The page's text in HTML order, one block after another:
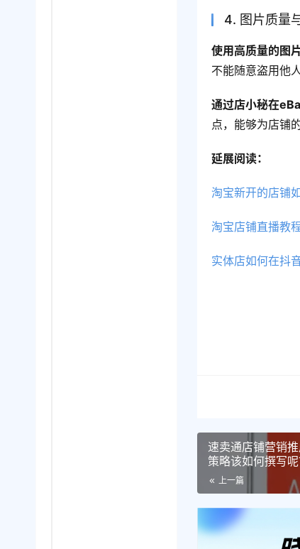
4. 图片质量
使用高质量的图
不能随意盗用他
通过店小秘在
点，能够为店铺
延展阅读：
淘宝新开的店铺
淘宝店铺直播教
实体店如何在抖
速卖通店铺营销
策略该如何撰写
策略撰写，全面
上一篇